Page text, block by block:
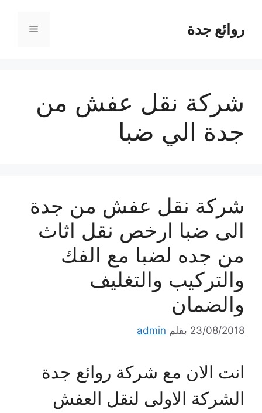
المحتوىروائع جدة القائمة
شركة نقل عفش من
جدة الي ضبا
شركة نقل عفش من جدة
الى ضبا ارخص نقل اثاث
من جده لضبا مع الفك
والتركيب والتغليف
والضمان
23/08/2018 بقلم admin
انت الان مع شركة روائع جدة
الشركة الاولى لنقل العفش